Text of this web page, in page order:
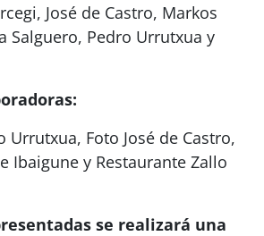
José de Castro, Markos
Salguero, Pedro Urrutxua y
Urrutxua, Foto José de Castro,
Ibaigune y Restaurante Zallo
se realizará una